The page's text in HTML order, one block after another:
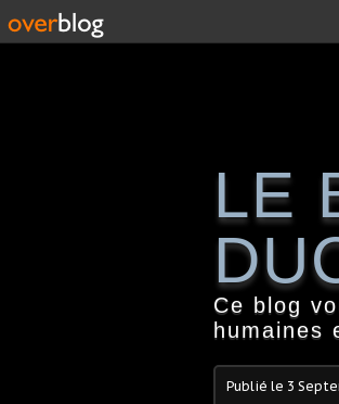
LE
Ce blog
humaines
Publié le 3